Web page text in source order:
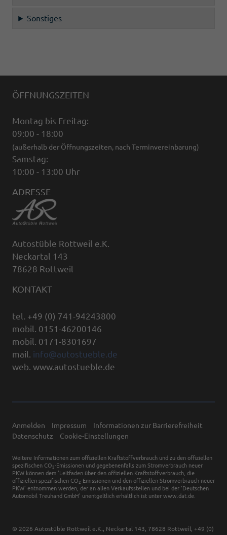
Sonstiges
ÖFFNUNGSZEITEN
Montag bis Freitag:
09:00 - 18:00
(außerhalb der Öffnungszeiten, nach Terminvereinbarung)
Samstag:
10:00 - 13:00 Uhr
ADRESSE
Autostüble Rottweil e.K.
Neckartal 143
78628 Rottweil
KONTAKT
tel. +49 (0) 741-94243800
mobil. 0151-46200146
mobil. 0171-8301697
mail. info@autostueble.de
web. www.autostueble.de
Anmelden Impressum
Informationen zur Barrierefreiheit
Datenschutz
Cookie-Einstellungen
Weitere Informationen zum offiziellen Kraftstoffverbrauch und zu den offiziellen
spezifischen CO 2-Emissionen und gegebenenfalls zum Stromverbrauch neuer
PKW können dem 'Leitfaden über den offiziellen Kraftstoffverbrauch, die
offiziellen spezifischen CO 2-Emissionen und den offiziellen Stromverbrauch neuer
PKW' entnommen werden, der an allen Verkaufsstellen und bei der 'Deutschen
Automobil Treuhand GmbH' unentgeltlich erhältlich ist unter www.dat.de.
© 2026 Autostüble Rottweil e.K., Neckartal 143, 78628 Rottweil, +49 (0)